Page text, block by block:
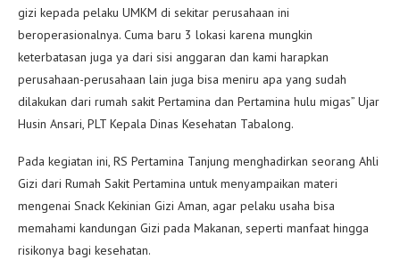
gizi kepada pelaku UMKM di sekitar perusahaan ini
beroperasionalnya. Cuma baru 3 lokasi karena mungkin
keterbatasan juga ya dari sisi anggaran dan kami harapkan
perusahaan-perusahaan lain juga bisa meniru apa yang sudah
dilakukan dari rumah sakit Pertamina dan Pertamina hulu migas” Ujar
Husin Ansari, PLT Kepala Dinas Kesehatan Tabalong.
Pada kegiatan ini, RS Pertamina Tanjung menghadirkan seorang Ahli
Gizi dari Rumah Sakit Pertamina untuk menyampaikan materi
mengenai Snack Kekinian Gizi Aman, agar pelaku usaha bisa
memahami kandungan Gizi pada Makanan, seperti manfaat hingga
risikonya bagi kesehatan.